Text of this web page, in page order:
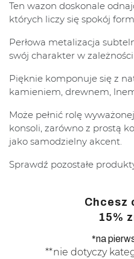
Ten wazon doskonale
których liczy się spokój
Perłowa metalizacja
swój charakter w
Pięknie komponuje się z
kamieniem, drewnem,
Może pełnić rolę
konsoli, zarówno z prostą
jako samodzielny akcent.
Sprawdź pozostałe
Chcesz
15%
*na
**nie dotyczy